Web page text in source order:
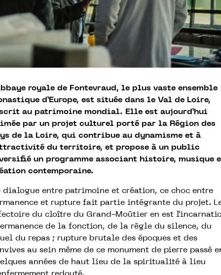
royale de Fontevraud, le plus vaste ensemble
d’Europe, est située dans le Val de Loire,
au patrimoine mondial. Elle est aujourd’hui
par un projet culturel porté par la Région des
de la Loire, qui contribue au dynamisme et à
du territoire, et propose à un public
un programme associant histoire, musique
contemporaine.
dialogue entre patrimoine et création, ce choc entre
et rupture fait partie intégrante du projet.
du cloître du Grand-Moûtier en est
de la fonction, de la règle du silence, du
du repas ; rupture brutale des époques et des
au sein même de ce monument de pierre passé
années de haut lieu de la spiritualité à lieu